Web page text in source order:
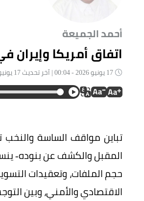
أحمد الجميعة
اتفاق أمريكا
تباين مواقف الساسة والنخب
المقبل والكشف عن بنوده-
حجم الملفات، وتعقيدات
الاقتصادي والأمني، وبين